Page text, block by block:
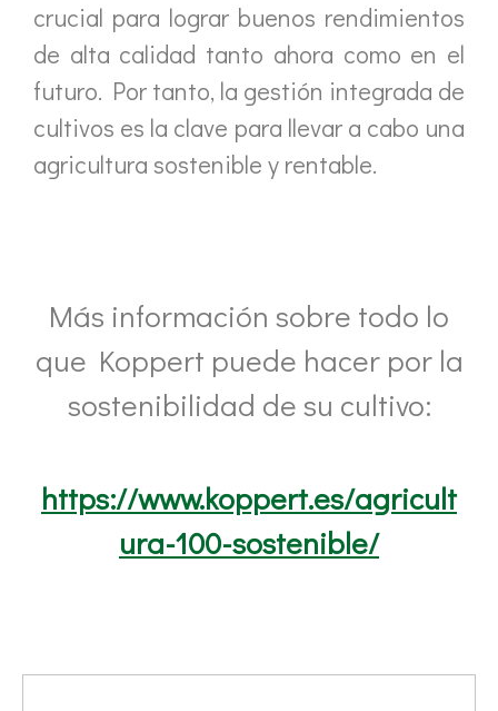
crucial para lograr buenos rendimientos
de alta calidad tanto ahora como en el
futuro. Por tanto, la gestión integrada de
cultivos es la clave para llevar a cabo una
agricultura sostenible y rentable.
Más información sobre todo lo
que Koppert puede hacer por la
sostenibilidad de su cultivo:
https://www.koppert.es/agricult
ura-100-sostenible/